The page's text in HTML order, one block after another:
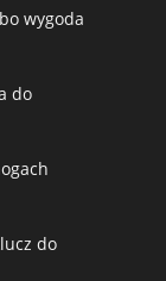
wygoda
do
do